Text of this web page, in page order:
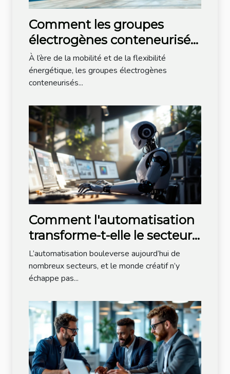
Comment les groupes
électrogènes conteneurisés
transforment-ils l'industrie ?
À l’ère de la mobilité et de la flexibilité
énergétique, les groupes électrogènes
conteneurisés...
Comment l'automatisation
transforme-t-elle le secteur
créatif ?
L’automatisation bouleverse aujourd’hui de
nombreux secteurs, et le monde créatif n’y
échappe pas...